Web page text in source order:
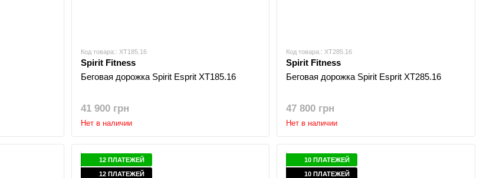
Код товара:: XT185.16
Spirit Fitness
Беговая дорожка Spirit Esprit XT185.16
41 900 грн
Нет в наличии
Код товара:: XT285.16
Spirit Fitness
Беговая дорожка Spirit Esprit XT285.16
47 800 грн
Нет в наличии
12 ПЛАТЕЖЕЙ
12 ПЛАТЕЖЕЙ
10 ПЛАТЕЖЕЙ
10 ПЛАТЕЖЕЙ